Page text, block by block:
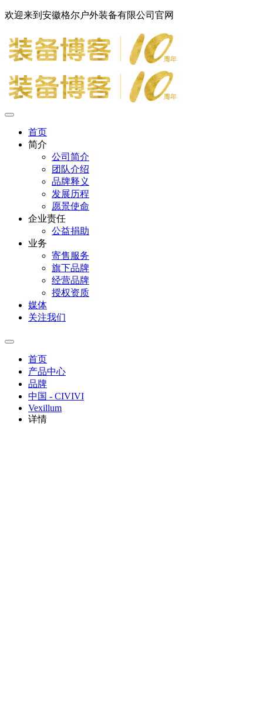
欢迎来到安徽格尔户外装备有限公司官网
首页
简介
公司简介
团队介绍
品牌释义
发展历程
愿景使命
企业责任
公益捐助
业务
寄售服务
旗下品牌
经营品牌
授权资质
媒体
关注我们
首页
产品中心
品牌
中国 - CIVIVI
Vexillum
详情